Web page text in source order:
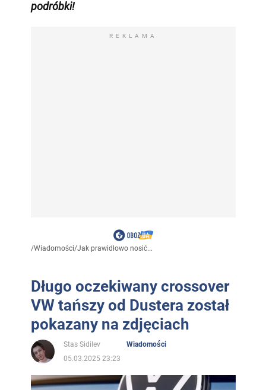
podróbki!
REKLAMA
/Wiadomości/Jak prawidłowo nosić...
Długo oczekiwany crossover
VW tańszy od Dustera został
pokazany na zdjęciach
Stas Sidilev
Wiadomości
05.03.2025 23:23